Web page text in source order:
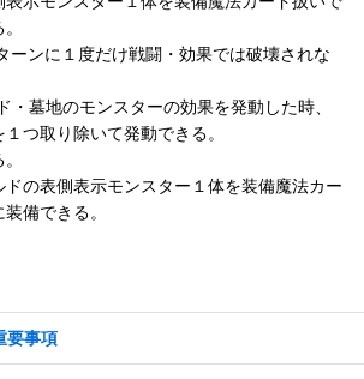
ーンに１度だけ戦闘・効果では破壊されな
・墓地のモンスターの効果を発動した時、
つ取り除いて発動できる。
の表側表示モンスター１体を装備魔法カー
備できる。
要事項